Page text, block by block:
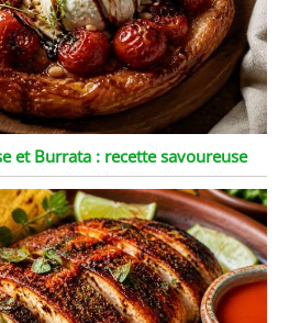
et Burrata : recette savoureuse